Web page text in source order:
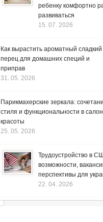
ребенку комфортно
развиваться
15. 07. 2026
Как вырастить ароматный сладкий
перец для домашних специй и
приправ
31. 05. 2026
Парикмахерские зеркала:
стиля и функциональности в
красоты
25. 05. 2026
Трудоустройство в
возможности,
перспективы для
22. 04. 2026